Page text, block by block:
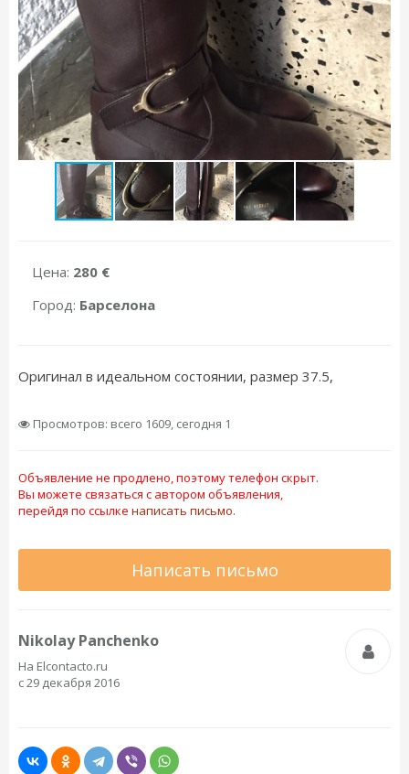
Цена: 280 €
Город: Барселона
Оригинал в идеальном состоянии, размер 37.5,
Просмотров: всего 1609, сегодня 1
Объявление не продлено, поэтому телефон скрыт.
Вы можете связаться с автором объявления,
перейдя по ссылке написать письмо.
Написать письмо
Nikolay Panchenko
На Elcontacto.ru
с 29 декабря 2016